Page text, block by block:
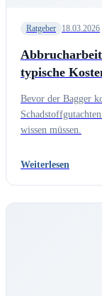
Ratgeber 18.03.2026
typische
Bevor der Bagger
wissen müssen.
Weiterlesen